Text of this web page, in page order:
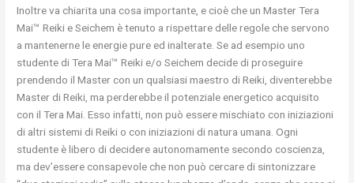
Inoltre va chiarita una cosa importante, e cioè che un Master Tera
Mai™ Reiki e Seichem è tenuto a rispettare delle regole che servono
a mantenerne le energie pure ed inalterate. Se ad esempio uno
studente di Tera Mai™ Reiki e/o Seichem decide di proseguire
prendendo il Master con un qualsiasi maestro di Reiki, diventerebbe
Master di Reiki, ma perderebbe il potenziale energetico acquisito
con il Tera Mai. Esso infatti, non può essere mischiato con iniziazioni
di altri sistemi di Reiki o con iniziazioni di natura umana. Ogni
studente è libero di decidere autonomamente secondo coscienza,
ma dev’essere consapevole che non può cercare di sintonizzare